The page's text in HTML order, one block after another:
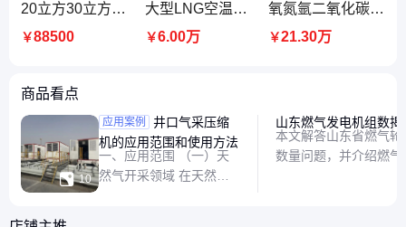
20立方30立方液氧储罐 天然气低温罐 氧氮氩储存罐 操作简单
￥88500
大型LNG空温式汽化器定制 氧氮氩 二氧化碳低温液体气化设备
￥6.00万
氧氮氩二氧化碳储罐回收 低温液体容器储存罐购销 5-200立方
￥21.30万
商品看点
 10
应用案例
机的应用范围和使用方法
一、应用范围 （一）天
然气开采领域 在天然气
山东燃气发电机组数揭
本文解答山东省燃气
数量问题，并介绍燃